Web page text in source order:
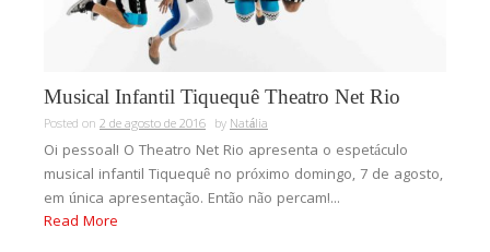
Musical Infantil Tiquequê Theatro Net Rio
Posted on 2 de agosto de 2016 byNatália
Oi pessoal! O Theatro Net Rio apresenta o espetáculo
musical infantil Tiquequê no próximo domingo, 7 de agosto,
em única apresentação. Então não percam!...
Read More